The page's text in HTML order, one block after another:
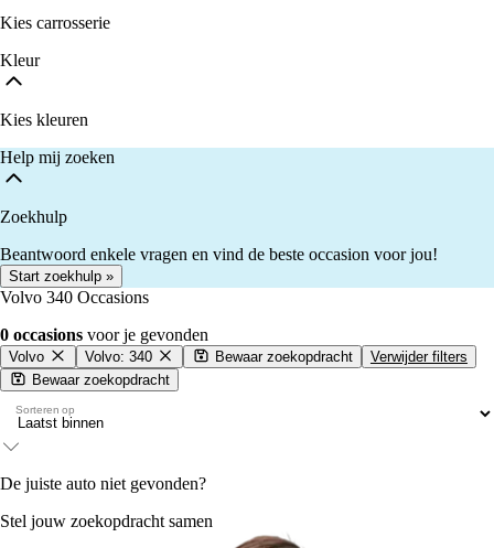
Kies carrosserie
Kleur
Kies kleuren
Help mij zoeken
Zoekhulp
Beantwoord enkele vragen en vind de beste occasion voor jou!
Start zoekhulp »
Volvo 340 Occasions
0 occasions voor je gevonden
Volvo Volvo: 340 Bewaar zoekopdracht
Verwijder filters
Bewaar zoekopdracht
Sorteren op
De juiste auto niet gevonden?
Stel jouw zoekopdracht samen